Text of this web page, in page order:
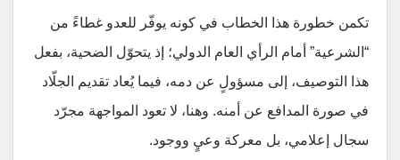
تكمن خطورة هذا الخطاب في كونه يوفّر للعدو غطاءً من
“الشرعية” أمام الرأي العام الدولي؛ إذ يتحوّل الضحية، بفعل
هذا التوصيف، إلى مسؤولٍ عن دمه، فيما يُعاد تقديم الجلّاد
في صورة المدافع عن أمنه. وهنا، لا تعود المواجهة مجرّد
سجال إعلامي، بل معركة وعيٍ ووجود.